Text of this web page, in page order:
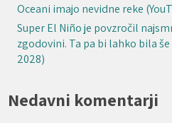
Oceani imajo nevidne reke
Super El Niño je povzročil
zgodovini. Ta pa bi lahko bila še
2028)
Nedavni komentarji